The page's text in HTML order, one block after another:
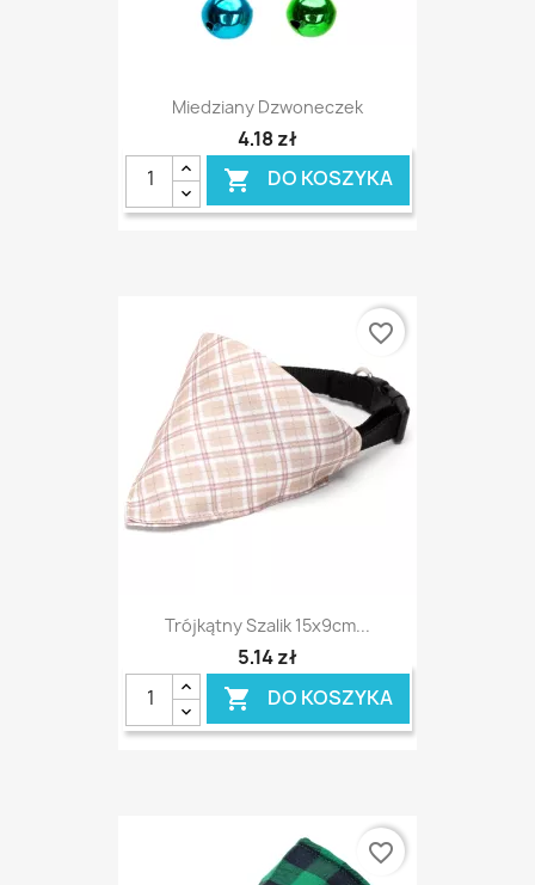
Miedziany Dzwoneczek
4,18 zł
 DO KOSZYKA
Trójkątny Szalik 15x9cm...
5,14 zł
 DO KOSZYKA
favorite_border
favorite_border